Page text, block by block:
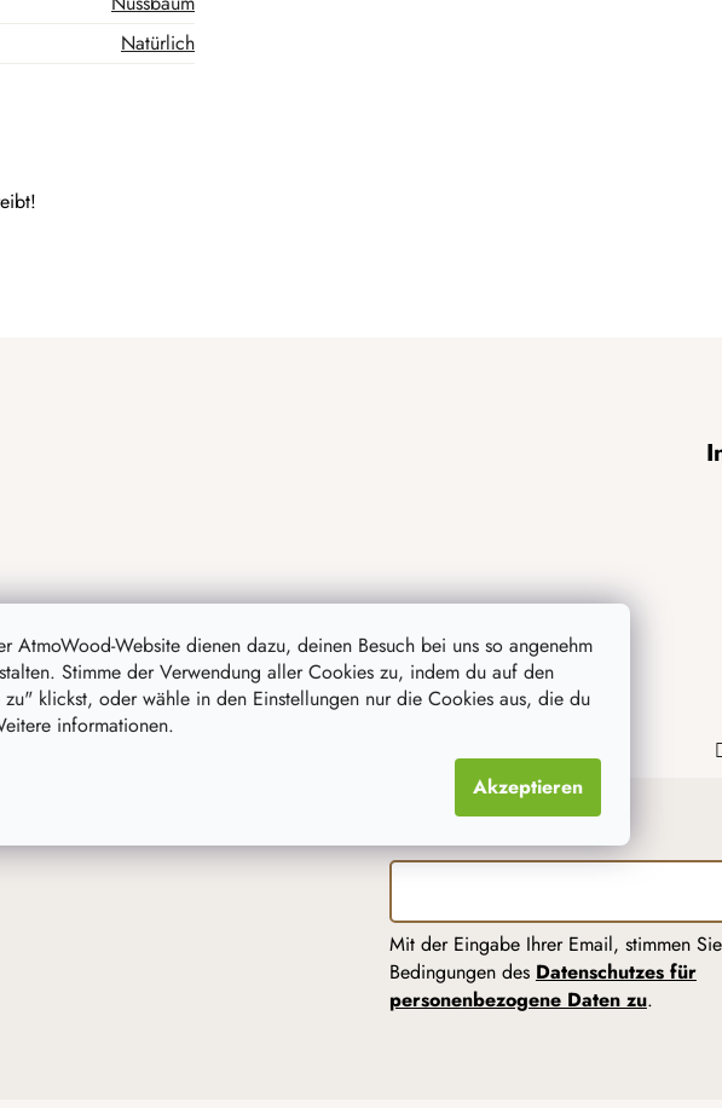
AtmoWood-Website dienen dazu, deinen Besuch bei uns so angenehm
Stimme der Verwendung aller Cookies zu, indem du auf den
zu" klickst, oder wähle in den Einstellungen nur die Cookies aus, die du
informationen.
Akzeptieren
Natürlich
Mit der Eingabe Ihrer Email, stimmen
Bedingungen des Datenschutzes für
personenbezogene Daten zu.